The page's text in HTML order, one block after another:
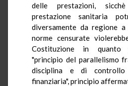
delle prestazioni,
prestazione sanitaria
diversamente da regione
norme censurate
Costituzione in quanto
"principio del parallelismo
disciplina e di controllo
finanziaria", principio